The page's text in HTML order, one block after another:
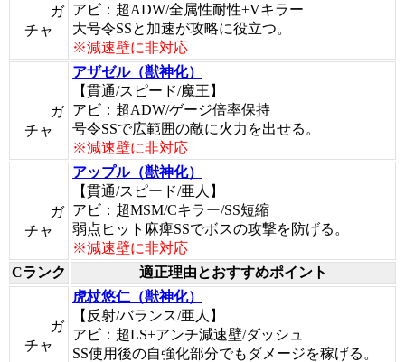
ガ
チャ
アビ：超ADW/全属性耐性+Vキラー
大号令SSと加速が攻略に役立つ。
※減速壁に非対応
ガ
チャ
アザゼル（獣神化）
【貫通/スピード/魔王】
アビ：超ADW/ゲージ倍率保持
号令SSで広範囲の敵に火力を出せる。
※減速壁に非対応
ガ
チャ
アップル（獣神化）
【貫通/スピード/亜人】
アビ：超MSM/Cキラー/SS短縮
弱点ヒット麻痺SSでボスの攻撃を防げる。
※減速壁に非対応
Cランク
適正理由とおすすめポイント
ガ
チャ
虎杖悠仁（獣神化）
【反射/バランス/亜人】
アビ：超LS+アンチ減速壁/ダッシュ
SS使用後の自強化部分でもダメージを稼げる。